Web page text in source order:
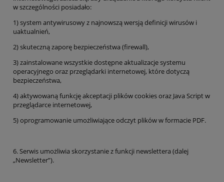
w szczególności posiadało:
1) system antywirusowy z najnowszą wersją definicji wirusów i
uaktualnień,
2) skuteczną zaporę bezpieczeństwa (firewall),
3) zainstalowane wszystkie dostępne aktualizacje systemu
operacyjnego oraz przeglądarki internetowej, które dotyczą
bezpieczeństwa,
4) aktywowaną funkcję akceptacji plików cookies oraz Java Script w
przeglądarce internetowej,
5) oprogramowanie umożliwiające odczyt plików w formacie PDF.
6. Serwis umożliwia skorzystanie z funkcji newslettera (dalej
„Newsletter”).